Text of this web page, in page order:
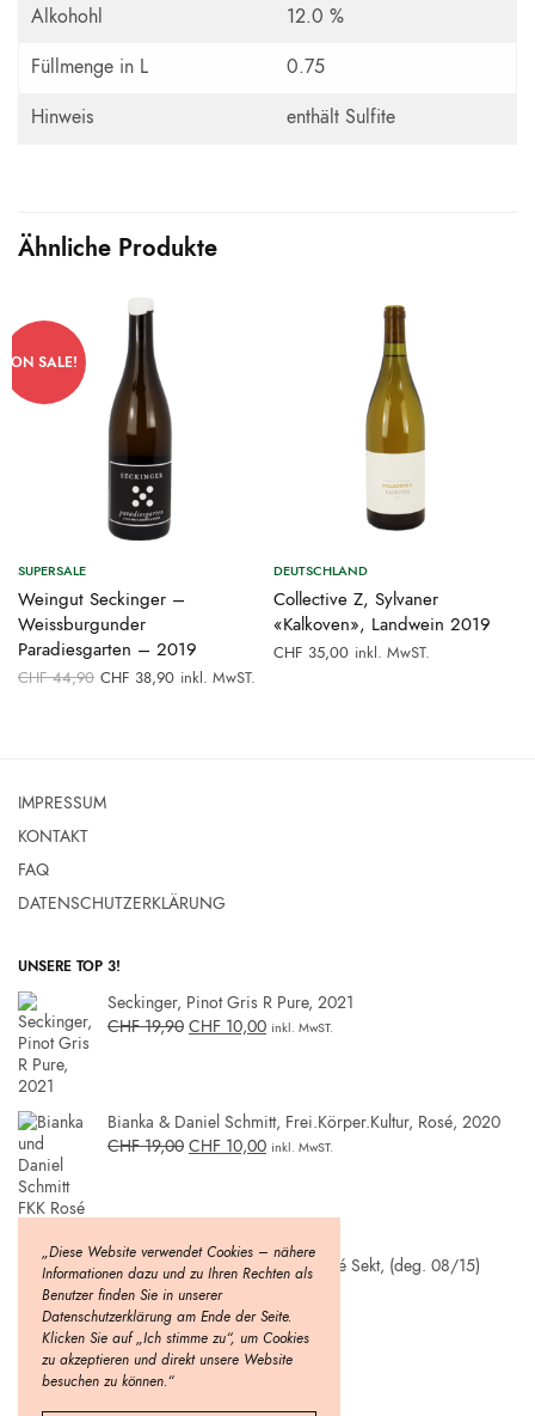
Alkohohl
12.0 %
Füllmenge in L
0.75
Hinweis
enthält Sulfite
Ähnliche Produkte
ON SALE!
SUPERSALE
Weingut Seckinger –
Weissburgunder
Paradiesgarten – 2019
CHF44,90 Ursprünglicher
Preis war:
CHF 38,90Aktueller
inkl. MwST.
DEUTSCHLAND
Collective Z, Sylvaner
«Kalkoven», Landwein 2019
CHF 35,00 inkl. MwST.
IMPRESSUM
KONTAKT
FAQ
DATENSCHUTZERKLÄRUNG
UNSERE TOP 3!
Seckinger, Pinot Gris R Pure, 2021
CHF19,90 CHF 10,00 inkl. MwST.
Bianka & Daniel Schmitt, Frei.Körper.Kultur, Rosé, 2020
CHF19,00 CHF 10,00 inkl. MwST.
Weinmanufaktur Strohmeier, Rosé Sekt, (deg. 08/15)
CHF 27,00 CHF19,90
„Diese Website verwendet Cookies – nähere
Informationen dazu und zu Ihren Rechten als
Benutzer finden Sie in unserer
Datenschutzerklärung am Ende der Seite.
Klicken Sie auf „Ich stimme zu“, um Cookies
zu akzeptieren und direkt unsere Website
besuchen zu können.“